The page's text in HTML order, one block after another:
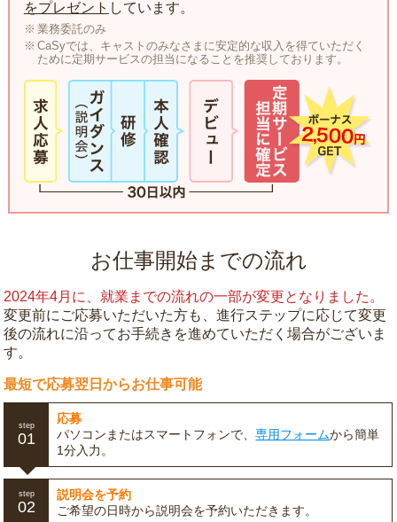
をプレゼント しています。
業務委託のみ
CaSyでは、キャストのみなさまに安定的な収入を得ていただく
ために定期サービスの担当になることを推奨しております。
お仕事開始までの流れ
2024年4月に、就業までの流れの一部が変更となりました。
変更前にご応募いただいた方も、進行ステップに応じて変更
後の流れに沿ってお手続きを進めていただく場合がございま
す。
最短で応募翌日からお仕事可能
step
01
応募
パソコンまたはスマートフォンで、専用フォームから簡単
1分入力。
step
02
説明会を予約
ご希望の日時から説明会を予約いただきます。